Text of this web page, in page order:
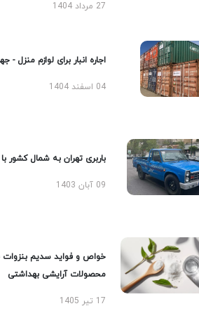
27 مرداد 1404
اجاره انبار برای لوازم منزل -
04 اسفند 1404
باربری تهران به شمال کشور با
09 آبان 1403
خواص و فواید سدیم بنزوات
محصولات آرایشی بهداشتی
17 تیر 1405